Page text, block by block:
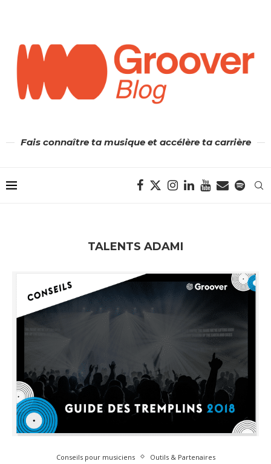
Fais connaître ta musique et accélère ta carrière
TALENTS ADAMI
Conseils pour musiciens Outils & Partenaires